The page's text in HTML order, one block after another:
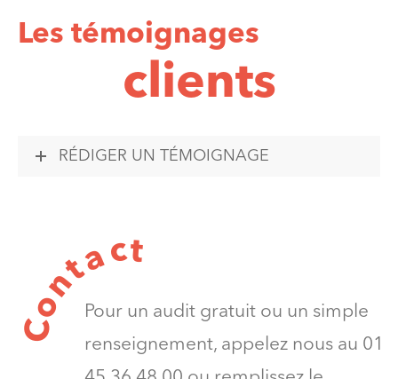
Les témoignages
clients
RÉDIGER UN TÉMOIGNAGE
C
o
n
tact
Pour un audit gratuit ou un simple
renseignement, appelez nous au 01